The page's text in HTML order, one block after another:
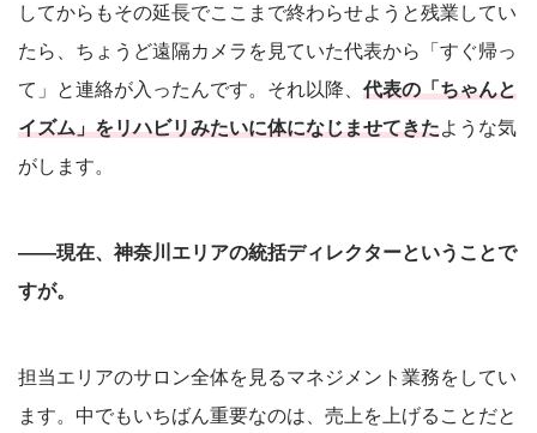
してからもその延長でここまで終わらせようと残業してい
たら、ちょうど遠隔カメラを見ていた代表から「すぐ帰っ
て」と連絡が入ったんです。それ以降、 代表の「ちゃんと
イズム」をリハビリみたいに体になじませてきたような気
がします。
――現在、神奈川エリアの統括ディレクターということで
すが。
担当エリアのサロン全体を見るマネジメント業務をしてい
ます。中でもいちばん重要なのは、売上を上げることだと